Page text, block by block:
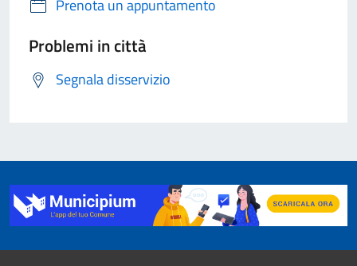
Prenota un appuntamento
Problemi in città
Segnala disservizio